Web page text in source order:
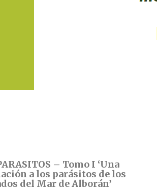
– Tomo I ‘Una
a los parásitos de los
del Mar de Alborán’